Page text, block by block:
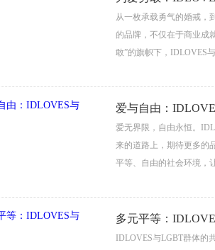
从一枚承载勇气的婚戒，
的品牌，不仅在于商业成
敢”的旗帜下，IDLOVES
爱与自由：
爱无界限，自由永恒。
来的道路上，期待更多的
平等、自由的社会环境，
多元平等：
IDLOVES与LGBT群体的